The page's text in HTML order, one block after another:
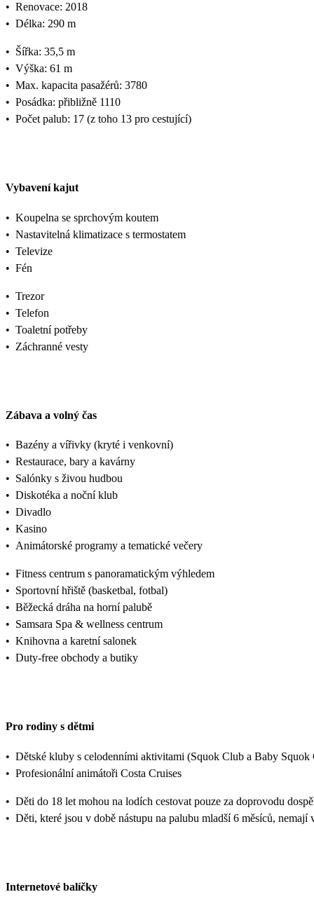
• Renovace: 2018
• Délka: 290 m
• Šířka: 35,5 m
• Výška: 61 m
• Max. kapacita pasažérů: 3780
• Posádka: přibližně 1110
• Počet palub: 17 (z toho 13 pro cestující)
Vybavení kajut
• Koupelna se sprchovým koutem
• Nastavitelná klimatizace s termostatem
• Televize
• Fén
• Trezor
• Telefon
• Toaletní potřeby
• Záchranné vesty
Zábava a volný čas
• Bazény a vířivky (kryté i venkovní)
• Restaurace, bary a kavárny
• Salónky s živou hudbou
• Diskotéka a noční klub
• Divadlo
• Kasino
• Animátorské programy a tematické večery
• Fitness centrum s panoramatickým výhledem
• Sportovní hřiště (basketbal, fotbal)
• Běžecká dráha na horní palubě
• Samsara Spa & wellness centrum
• Knihovna a karetní salonek
• Duty-free obchody a butiky
Pro rodiny s dětmi
• Dětské kluby s celodenními aktivitami (Squok Club a Baby Squok
• Profesionální animátoři Costa Cruises
• Děti do 18 let mohou na lodích cestovat pouze za doprovodu
• Děti, které jsou v době nástupu na palubu mladší 6 měsíců, nemají
Internetové balíčky